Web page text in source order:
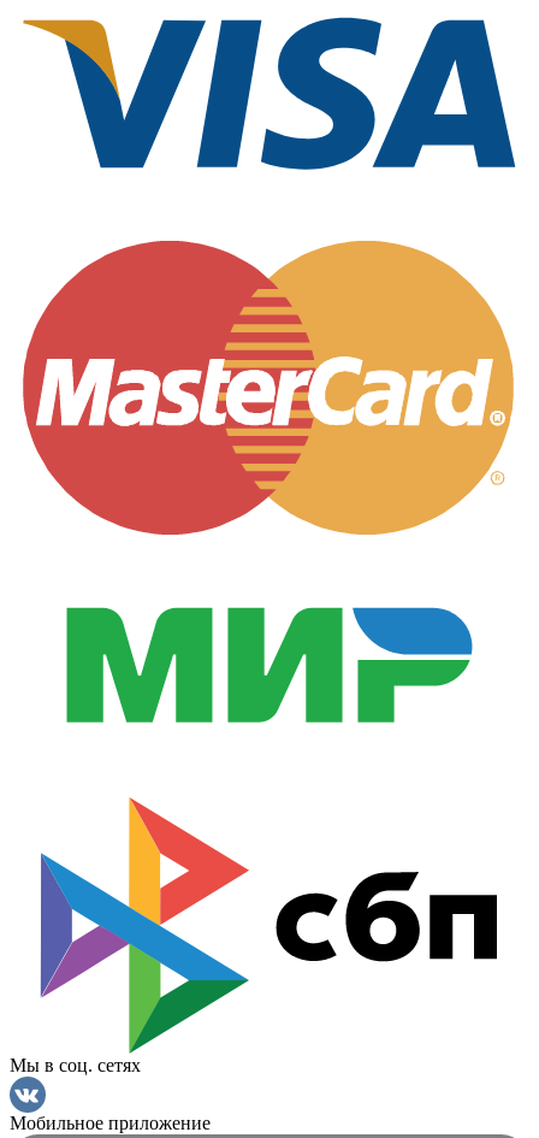
Мы в соц. сетях
Мобильное приложение